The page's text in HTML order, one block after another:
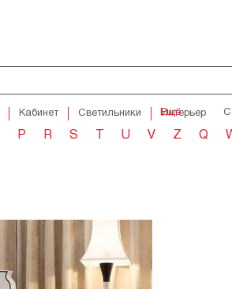
Ещё
Кабинет Светильники Интерьер
P R S U V Z Q